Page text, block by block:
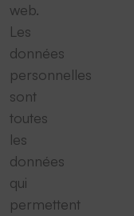
web.
Les
données
personnelles
sont
toutes
les
données
qui
permettent